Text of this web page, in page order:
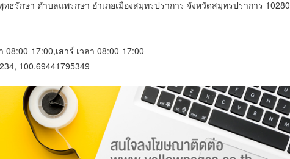
ธรักษา ตำบลแพรกษา อำเภอเมืองสมุทรปราการ จังหวัดสมุทรปราการ 10280
08:00-17:00,เสาร์ เวลา 08:00-17:00
100.69441795349